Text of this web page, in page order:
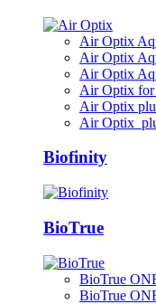
Air Optix
Air Optix
Air Optix
Air Optix for
Air Optix
Air Optix
Biofinity
BioTrue
BioTrue
BioTrue